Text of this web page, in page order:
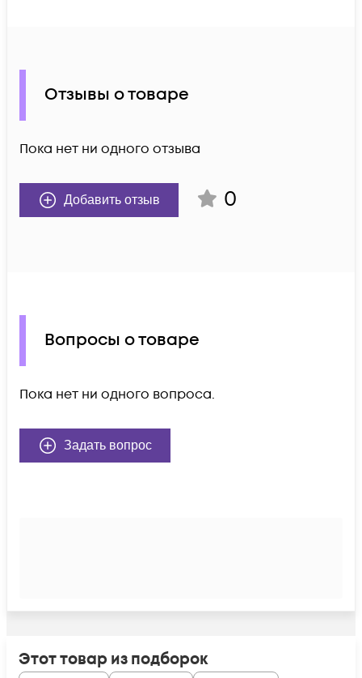
Отзывы о товаре
Пока нет ни одного отзыва
Добавить отзыв 0
Вопросы о товаре
Пока нет ни одного вопроса.
Задать вопрос
Этот товар из подборок